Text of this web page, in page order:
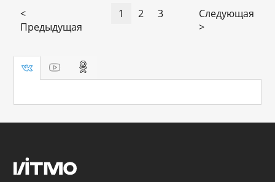
<
Предыдущая
1 2 3
Следующая
>